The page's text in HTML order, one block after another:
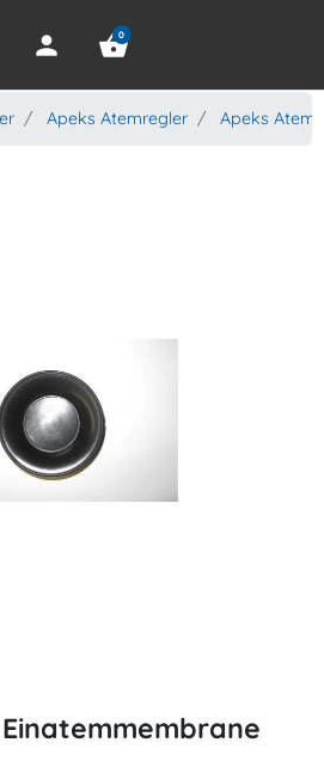
person shopping_basket
0
Apeks Atemregler Apeks